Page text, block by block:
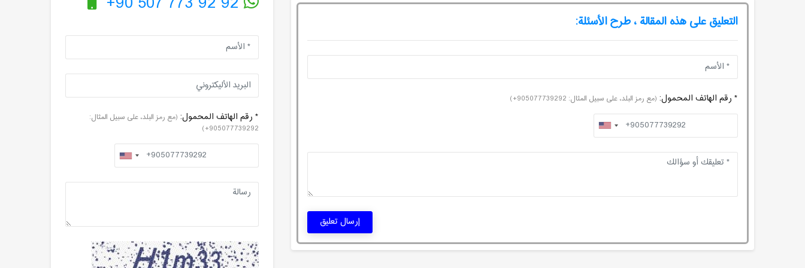
* رقم الهاتف المحمول: (مع رمز البلد، على سبيل المثال:
905077739292+)
التعليق على هذه المقالة ، طرح الأسئلة:
* رقم الهاتف المحمول: (مع رمز البلد، على سبيل المثال: 905077739292+)
إرسال تعليق